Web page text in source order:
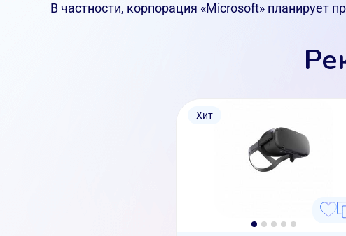
В частности, корпорация «Microsoft» планирует
Хит